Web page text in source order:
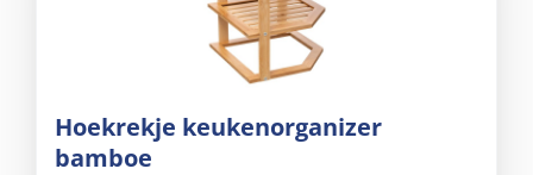
Hoekrekje keukenorganizer
bamboe